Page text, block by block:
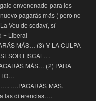
envenenado para los
pagarás más ( pero no
Veu de sedaví, sí
= Liberal
MÁS… (3) Y LA CULPA
FISCAL…
MÁS… (2) PARA
….PAGARÁS MÁS.
las diferencias….